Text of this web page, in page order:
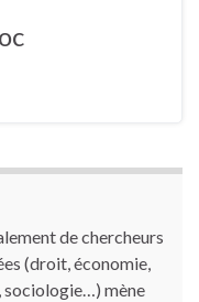
de chercheurs
(droit, économie,
sociologie…) mène